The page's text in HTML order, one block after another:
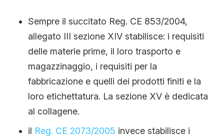
Sempre il succitato Reg. CE 853/2004,
allegato III sezione XIV stabilisce: i requisiti
delle materie prime, il loro trasporto e
magazzinaggio, i requisiti per la
fabbricazione e quelli dei prodotti finiti e la
loro etichettatura. La sezione XV è dedicata
al collagene.
il Reg. CE 2073/2005 invece stabilisce i